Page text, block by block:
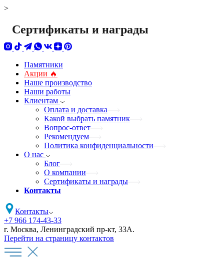
>
Сертификаты и награды
Памятники
Акции 🔥
Наше производство
Наши работы
Клиентам
Оплата и доставка
Какой выбрать памятник
Вопрос-ответ
Рекомендуем
Политика конфиденциальности
О нас
Блог
О компании
Сертификаты и награды
Контакты
Контакты
+7 966 174-43-33
г. Москва, Ленинградский пр-кт, 33А.
Перейти на страницу контактов